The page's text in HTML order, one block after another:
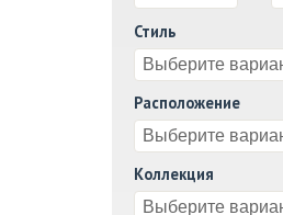
Стиль
Расположение
Коллекция